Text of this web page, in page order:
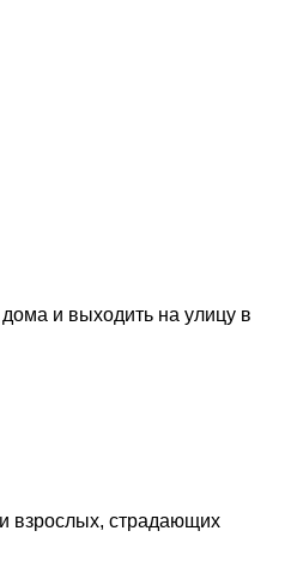
и выходить на улицу в
взрослых, страдающих